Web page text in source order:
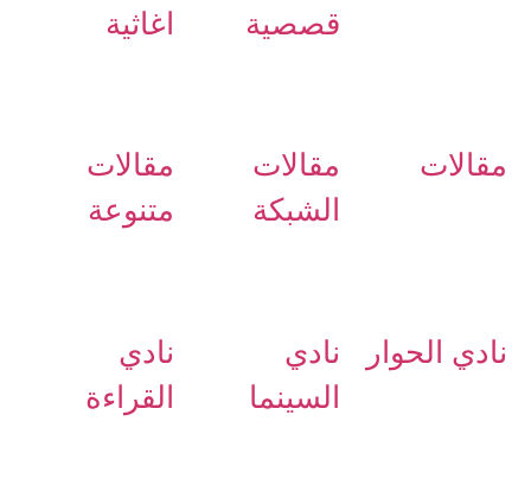
قصصية اغاثية
مقالات
مقالات
الشبكة
مقالات
متنوعة
نادي الحوار
نادي
السينما
نادي
القراءة